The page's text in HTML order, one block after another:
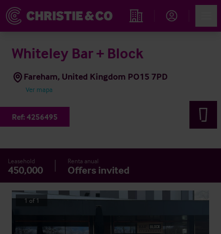
Propiedades
Whiteley Bar + Block
Fareham, United Kingdom PO15 7PD
Ver mapa
Ref: 4256495
Leasehold
450,000
Renta anual
Offers invited
1 of1